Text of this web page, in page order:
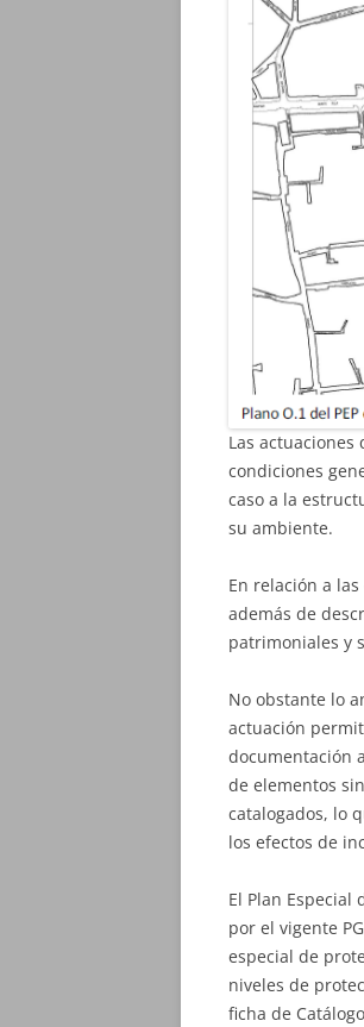
Las
condiciones
caso a la
su ambiente.
En relación a
además de
patrimoniales y
No obstante lo
actuación
documentación
de elementos
catalogados, lo
los efectos de
El Plan Especial
por el vigente
especial de
niveles de
ficha de